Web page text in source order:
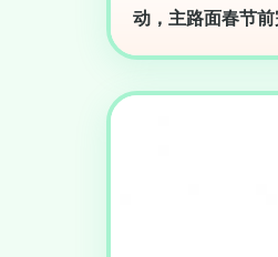
动，主路面春节